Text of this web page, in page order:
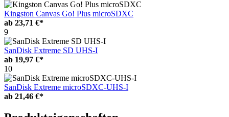
Kingston Canvas Go! Plus microSDXC
ab 23,71 €*
9
SanDisk Extreme SD UHS-I
ab 19,97 €*
10
SanDisk Extreme microSDXC-UHS-I
ab 21,46 €*